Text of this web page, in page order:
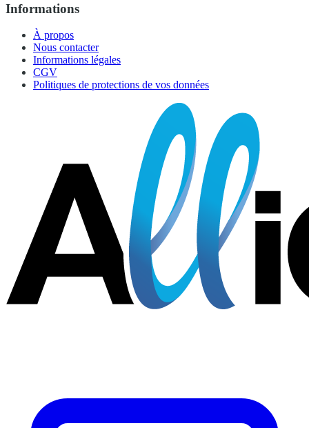
Informations
À propos
Nous contacter
Informations légales
CGV
Politiques de protections de vos données